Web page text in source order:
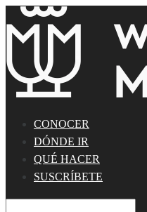
CONOCER
DÓNDE IR
QUÉ HACER
SUSCRÍBETE